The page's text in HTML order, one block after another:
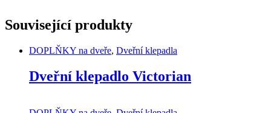
Související produkty
DOPLŇKY na dveře, Dveřní klepadla
Dveřní klepadlo Victorian